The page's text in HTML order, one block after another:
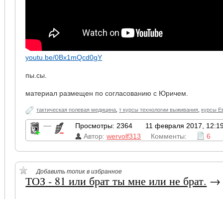
youtu.be/0Bx1mQcd0gY
пы.сы.
материал размещен по согласованию с Юричем.
тактическая полевая медицина ,т курсы технологии выживания ,курсы
— Просмотры: 2364
11 февраля 2017,
Автор:wervolf313 Комменты: 6
Добавить топик в избранное
ТОЗ - 81 или брат ты мне или не брат.